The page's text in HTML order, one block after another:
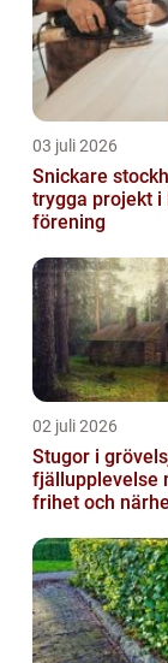
03 juli 2026
Snickare
trygga projekt i
förening
02 juli 2026
Stugor i
fjällupplevelse
frihet och